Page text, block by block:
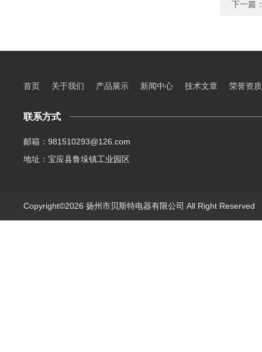
下一篇
首页 关于我们 产品展示 新闻中心 技术文章 荣誉资质
联系方式
邮箱：981510293@126.com
地址：宝应县鲁垛镇工业园区
Copyright©2026 扬州市贝斯特电器有限公司 All Right